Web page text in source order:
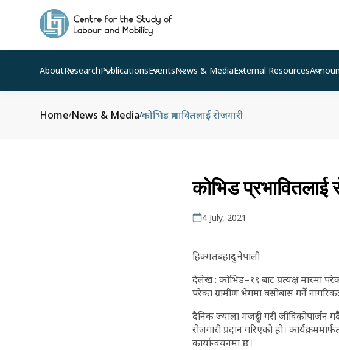
AboutResearchPublicationsEventsNews & MediaExternal Resources
Home/News & Media/कोभिड प्रभावितलाई रोजगारी
कोभिड प्रभावितलाई
4 July, 2021
हिक्मतबहादुर नेपाली
दैलेख : कोभिड–१९ बाट प्रत्यक्ष मारमा
परेका ग्रामीण भेगमा बसोबास गर्ने
दैनिक ज्याला मजदुरी गरी जीविकोपार्जन
रोजगारी प्रदान गरिएको हो।
कार्यान्वयनमा छ।